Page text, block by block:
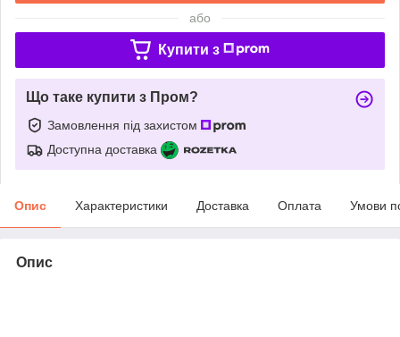
або
Купити з
Що таке купити з Пром?
Замовлення під захистом
Доступна доставка
Опис Характеристики Доставка Оплата Умови
Опис